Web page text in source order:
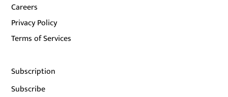
Careers
Privacy Policy
Terms of Services
Subscription
Subscribe